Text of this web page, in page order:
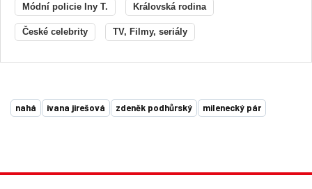
Módní policie Iny T. Královská rodina
České celebrity TV, Filmy, seriály
nahá ivana jirešová zdeněk podhůrský milenecký pár